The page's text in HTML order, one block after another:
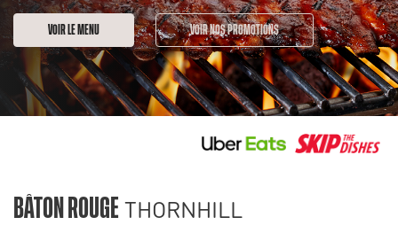
VOIR LE MENU VOIR NOS PROMOTIONS
BÂTON ROUGE THORNHILL